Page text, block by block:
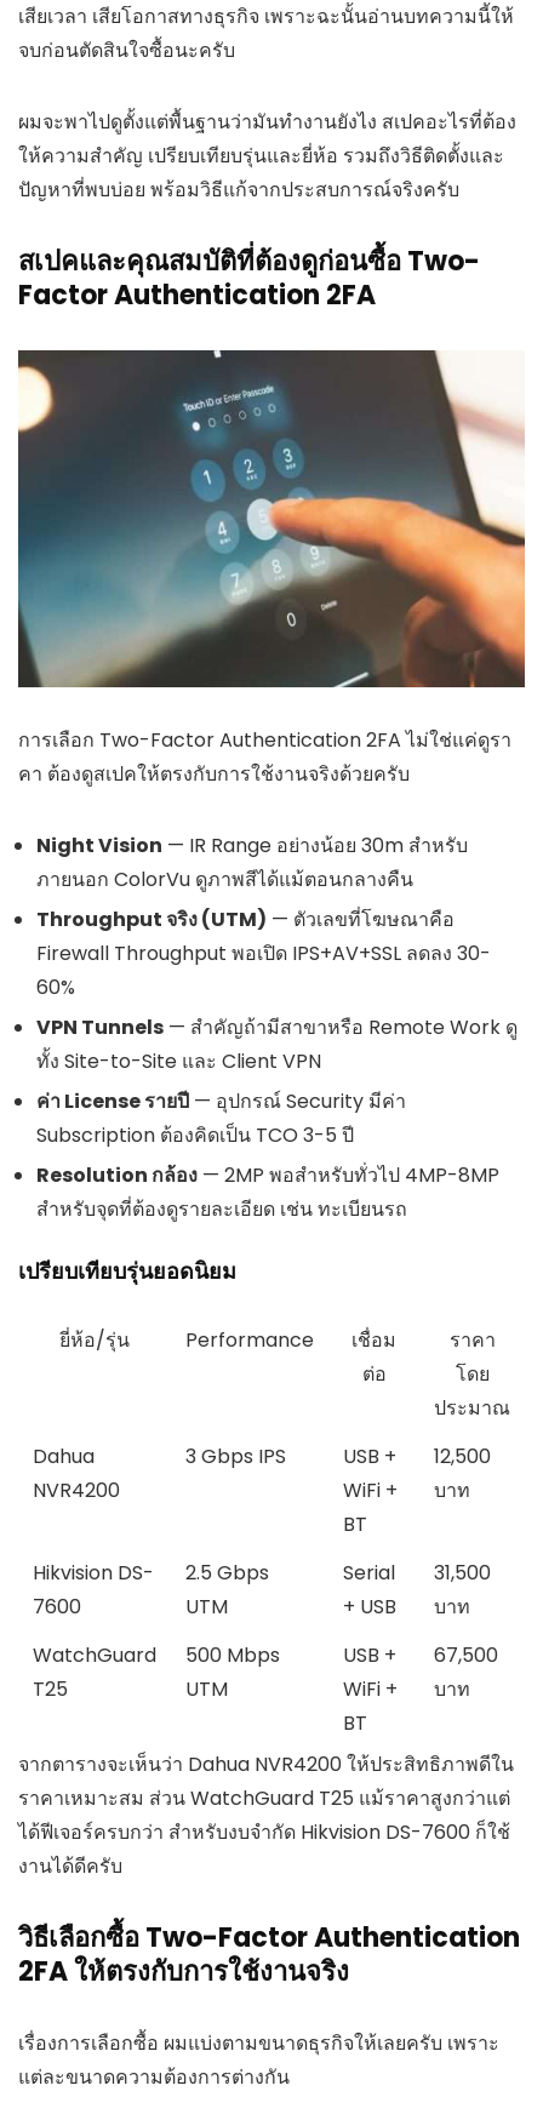
เสียเวลา เสียโอกาสทางธุรกิจ เพราะฉะนั้นอ่านบทความนี้ให้
จบก่อนตัดสินใจซื้อนะครับ
ผมจะพาไปดูตั้งแต่พื้นฐานว่ามันทำงานยังไง สเปคอะไรที่ต้อง
ให้ความสำคัญ เปรียบเทียบรุ่นและยี่ห้อ รวมถึงวิธีติดตั้งและ
ปัญหาที่พบบ่อย พร้อมวิธีแก้จากประสบการณ์จริงครับ
สเปคและคุณสมบัติที่ต้องดูก่อนซื้อ Two-
Factor Authentication 2FA
การเลือก Two-Factor Authentication 2FA ไม่ใช่แค่ดูรา
คา ต้องดูสเปคให้ตรงกับการใช้งานจริงด้วยครับ
Night Vision — IR Range อย่างน้อย 30m สำหรับ
ภายนอก ColorVu ดูภาพสีได้แม้ตอนกลางคืน
Throughput จริง (UTM) — ตัวเลขที่โฆษณาคือ
Firewall Throughput พอเปิด IPS+AV+SSL ลดลง 30-
60%
VPN Tunnels — สำคัญถ้ามีสาขาหรือ Remote Work ดู
ทั้ง Site-to-Site และ Client VPN
ค่า License รายปี — อุปกรณ์ Security มีค่า
Subscription ต้องคิดเป็น TCO 3-5 ปี
Resolution กล้อง — 2MP พอสำหรับทั่วไป 4MP-8MP
สำหรับจุดที่ต้องดูรายละเอียด เช่น ทะเบียนรถ
เปรียบเทียบรุ่นยอดนิยม
ยี่ห้อ/รุ่น Performance
เชื่อม
ต่อ
ราคา
โดย
ประมาณ
Dahua
NVR4200
3 Gbps IPS
USB +
WiFi +
BT
12,500
บาท
Hikvision DS-
7600
2.5 Gbps
UTM
Serial
+ USB
31,500
บาท
WatchGuard
T25
500 Mbps
UTM
USB +
WiFi +
BT
67,500
บาท
จากตารางจะเห็นว่า Dahua NVR4200 ให้ประสิทธิภาพดีใน
ราคาเหมาะสม ส่วน WatchGuard T25 แม้ราคาสูงกว่าแต่
ได้ฟีเจอร์ครบกว่า สำหรับงบจำกัด Hikvision DS-7600 ก็ใช้
งานได้ดีครับ
วิธีเลือกซื้อ Two-Factor Authentication
2FA ให้ตรงกับการใช้งานจริง
เรื่องการเลือกซื้อ ผมแบ่งตามขนาดธุรกิจให้เลยครับ เพราะ
แต่ละขนาดความต้องการต่างกัน